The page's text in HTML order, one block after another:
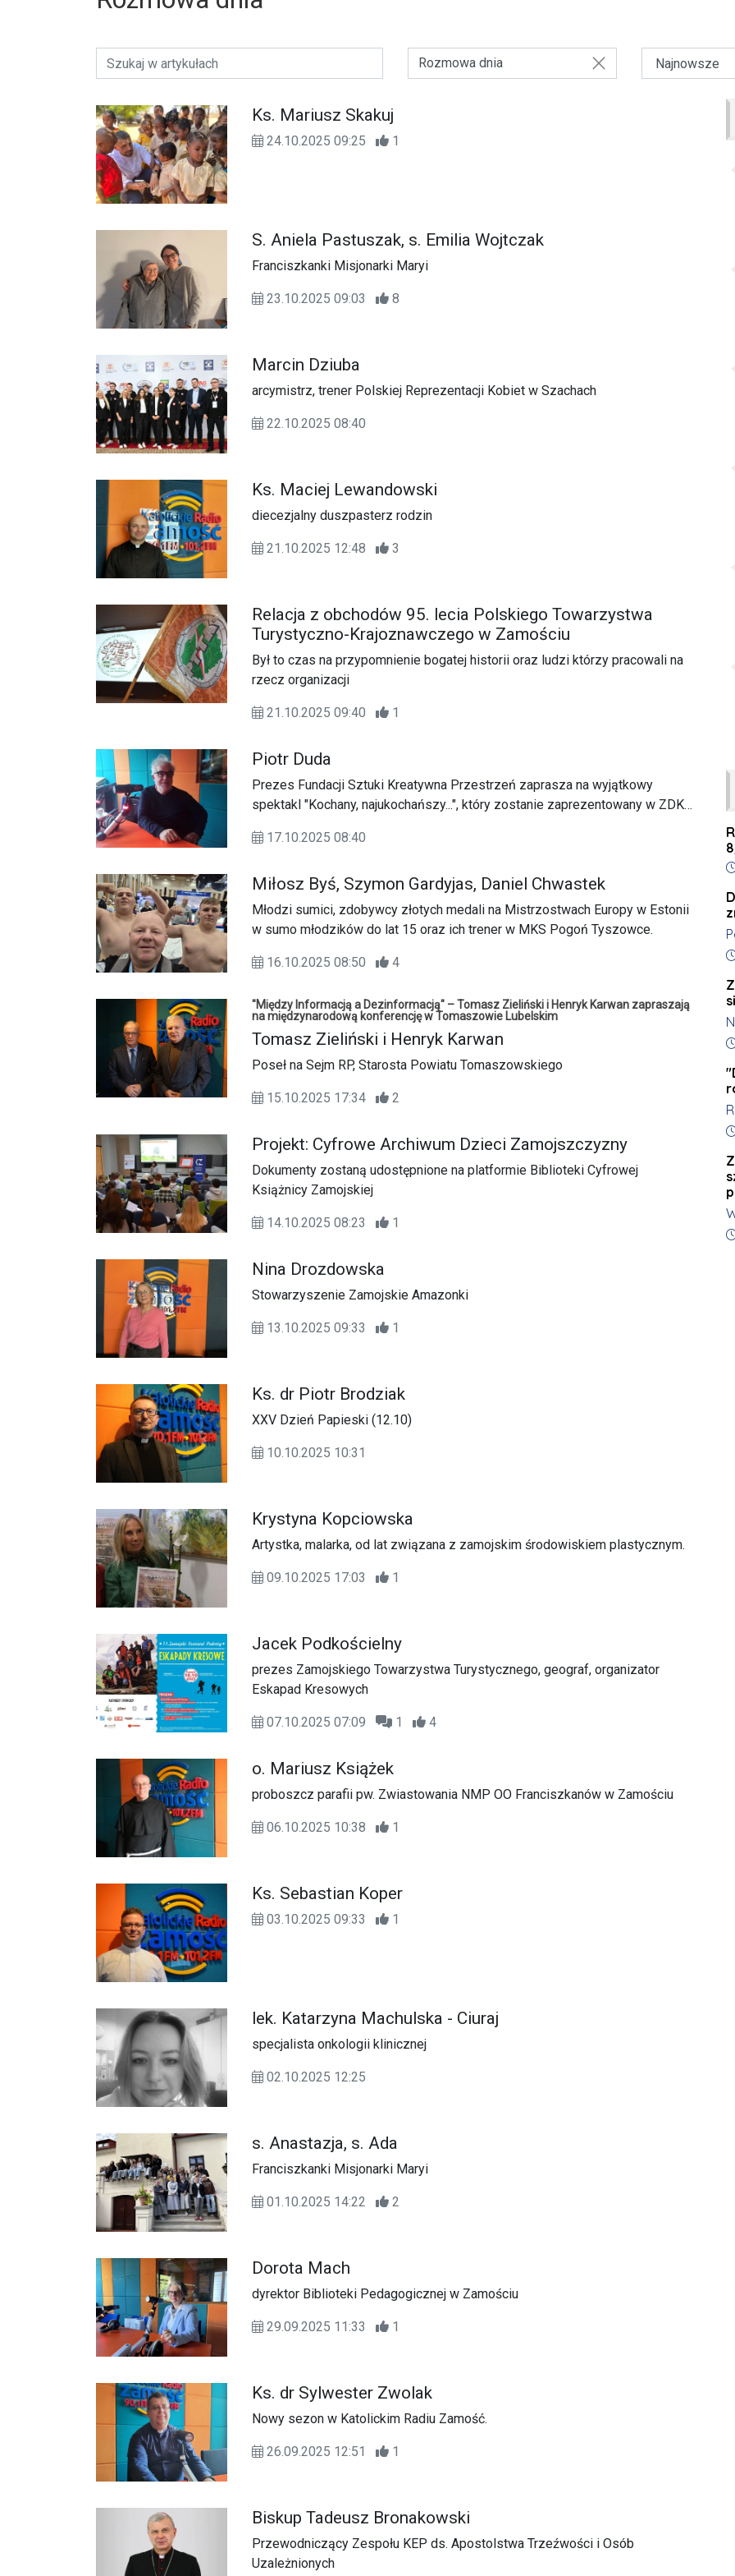
Rozmowa dnia
Ks. Mariusz Skakuj
24.10.2025 09:25 1
S. Aniela Pastuszak, s. Emilia Wojtczak
Franciszkanki Misjonarki Maryi
23.10.2025 09:03 8
Marcin Dziuba
arcymistrz, trener Polskiej Reprezentacji Kobiet w Szachach
22.10.2025 08:40
Ks. Maciej Lewandowski
diecezjalny duszpasterz rodzin
21.10.2025 12:48 3
Relacja z obchodów 95. lecia Polskiego Towarzystwa
Turystyczno-Krajoznawczego w Zamościu
Był to czas na przypomnienie bogatej historii oraz ludzi którzy pracowali na
rzecz organizacji
21.10.2025 09:40 1
Piotr Duda
Prezes Fundacji Sztuki Kreatywna Przestrzeń zaprasza na wyjątkowy
spektakl "Kochany, najukochańszy...", który zostanie zaprezentowany w ZDK
17.10.2025 08:40
Miłosz Byś, Szymon Gardyjas, Daniel Chwastek
Młodzi sumici, zdobywcy złotych medali na Mistrzostwach Europy w Estonii
w sumo młodzików do lat 15 oraz ich trener w MKS Pogoń Tyszowce.
16.10.2025 08:50 4
"Między Informacją a Dezinformacją" – Tomasz Zieliński i Henryk Karwan zapraszają
na międzynarodową konferencję w Tomaszowie Lubelskim
Tomasz Zieliński i Henryk Karwan
Poseł na Sejm RP, Starosta Powiatu Tomaszowskiego
15.10.2025 17:34 2
Projekt: Cyfrowe Archiwum Dzieci Zamojszczyzny
Dokumenty zostaną udostępnione na platformie Biblioteki Cyfrowej
Książnicy Zamojskiej
14.10.2025 08:23 1
Nina Drozdowska
Stowarzyszenie Zamojskie Amazonki
13.10.2025 09:33 1
Ks. dr Piotr Brodziak
XXV Dzień Papieski (12.10)
10.10.2025 10:31
Krystyna Kopciowska
Artystka, malarka, od lat związana z zamojskim środowiskiem plastycznym.
09.10.2025 17:03 1
Jacek Podkościelny
prezes Zamojskiego Towarzystwa Turystycznego, geograf, organizator
Eskapad Kresowych
07.10.2025 07:09 1 4
o. Mariusz Książek
proboszcz parafii pw. Zwiastowania NMP OO Franciszkanów w Zamościu
06.10.2025 10:38 1
Ks. Sebastian Koper
03.10.2025 09:33 1
lek. Katarzyna Machulska - Ciuraj
specjalista onkologii klinicznej
02.10.2025 12:25
s. Anastazja, s. Ada
Franciszkanki Misjonarki Maryi
01.10.2025 14:22 2
Dorota Mach
dyrektor Biblioteki Pedagogicznej w Zamościu
29.09.2025 11:33 1
Ks. dr Sylwester Zwolak
Nowy sezon w Katolickim Radiu Zamość.
26.09.2025 12:51 1
Biskup Tadeusz Bronakowski
Przewodniczący Zespołu KEP ds. Apostolstwa Trzeźwości i Osób
Uzależnionych